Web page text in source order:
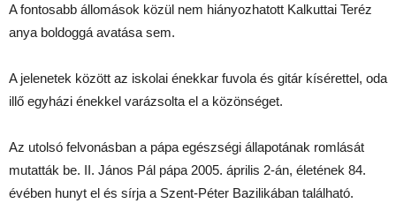
A fontosabb állomások közül nem hiányozhatott Kalkuttai Teréz
anya boldoggá avatása sem.
A jelenetek között az iskolai énekkar fuvola és gitár kísérettel, oda
illő egyházi énekkel varázsolta el a közönséget.
Az utolsó felvonásban a pápa egészségi állapotának romlását
mutatták be. II. János Pál pápa 2005. április 2-án, életének 84.
évében hunyt el és sírja a Szent-Péter Bazilikában található.